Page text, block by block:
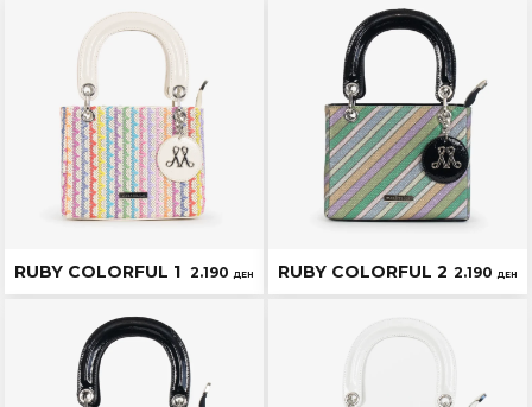
RUBY COLORFUL 1 2.190 ДЕН RUBY COLORFUL 2 2.190 ДЕН